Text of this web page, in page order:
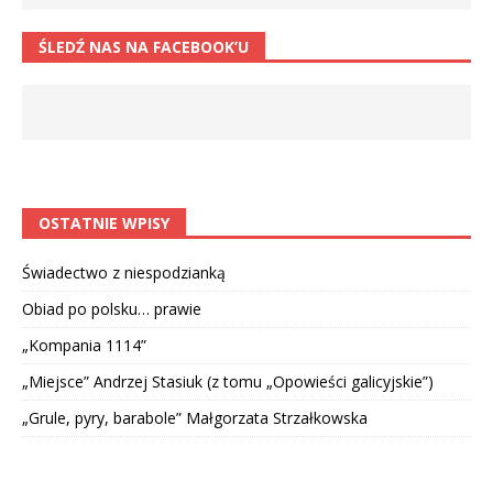
ŚLEDŹ NAS NA FACEBOOK’U
OSTATNIE WPISY
Świadectwo z niespodzianką
Obiad po polsku… prawie
„Kompania 1114”
„Miejsce” Andrzej Stasiuk (z tomu „Opowieści galicyjskie”)
„Grule, pyry, barabole” Małgorzata Strzałkowska